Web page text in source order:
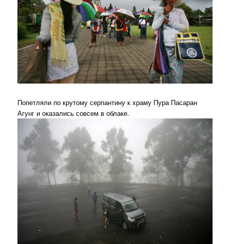
Попетляли по крутому серпантину к храму Пура Пасаран
Агунг и оказались совсем в облаке.